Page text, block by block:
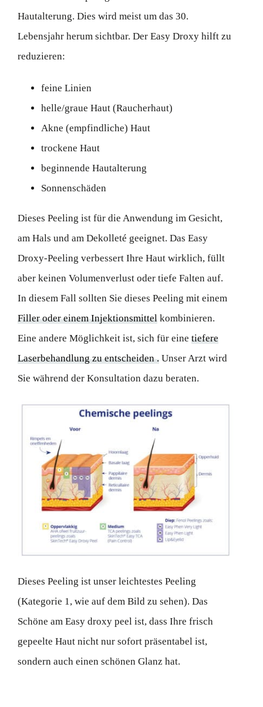
Hautalterung. Dies wird meist um das 30.
Lebensjahr herum sichtbar. Der Easy Droxy hilft zu
reduzieren:
feine Linien
helle/graue Haut (Raucherhaut)
Akne (empfindliche) Haut
trockene Haut
beginnende Hautalterung
Sonnenschäden
Dieses Peeling ist für die Anwendung im Gesicht,
am Hals und am Dekolleté geeignet. Das Easy
Droxy-Peeling verbessert Ihre Haut wirklich, füllt
aber keinen Volumenverlust oder tiefe Falten auf.
In diesem Fall sollten Sie dieses Peeling mit einem
Filler oder einem Injektionsmittel kombinieren.
Eine andere Möglichkeit ist, sich für eine tiefere
Laserbehandlung zu entscheiden . Unser Arzt wird
Sie während der Konsultation dazu beraten.
Dieses Peeling ist unser leichtestes Peeling
(Kategorie 1, wie auf dem Bild zu sehen). Das
Schöne am Easy droxy peel ist, dass Ihre frisch
gepeelte Haut nicht nur sofort präsentabel ist,
sondern auch einen schönen Glanz hat.